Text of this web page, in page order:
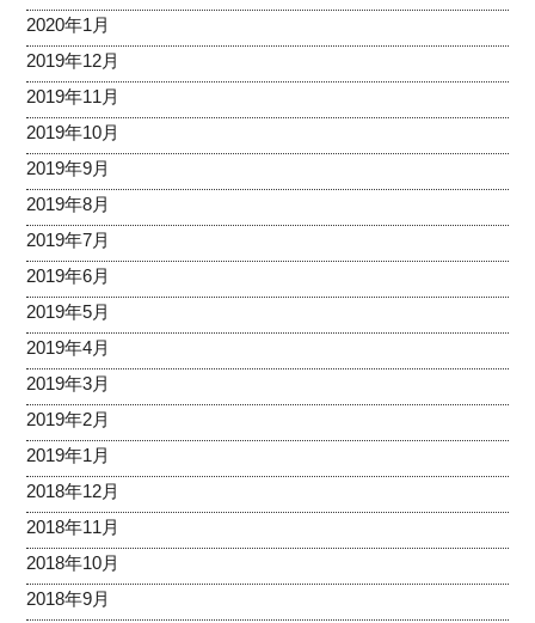
2020年1月
2019年12月
2019年11月
2019年10月
2019年9月
2019年8月
2019年7月
2019年6月
2019年5月
2019年4月
2019年3月
2019年2月
2019年1月
2018年12月
2018年11月
2018年10月
2018年9月